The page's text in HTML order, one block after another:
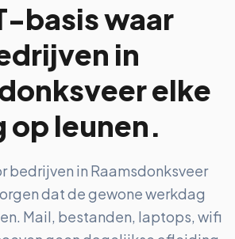
basis waar
in
elke
op leunen.
bedrijven in Raamsdonksveer
dat de gewone werkdag
Mail, bestanden, laptops, wifi